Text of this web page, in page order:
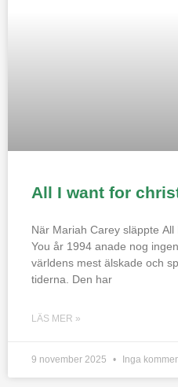
All I want for
När Mariah Carey släppte
You år 1994 anade nog
världens mest älskade och
tiderna. Den har
LÄS MER »
9 november 2025 Inga